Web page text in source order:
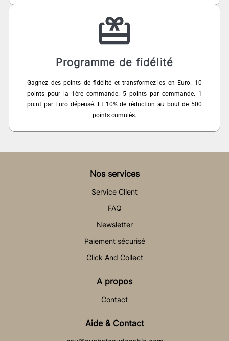
Programme de fidélité
Gagnez des points de fidélité et transformez-les en Euro. 10
points pour la 1ère commande. 5 points par commande. 1
point par Euro dépensé. Et 10% de réduction au bout de 500
points cumulés.
Nos services
Service Client
FAQ
Newsletter
Paiement sécurisé
Click And Collect
A propos
Contact
Aide & Contact